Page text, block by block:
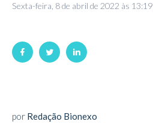
Sexta-feira, 8 de abril de 2022 às 13:19
por Redação Bionexo